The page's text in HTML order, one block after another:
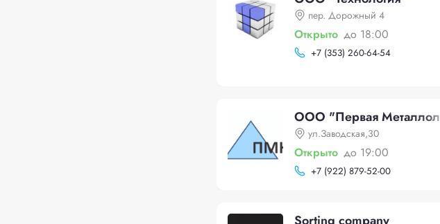
пер. Дорожный 4
Открыто до 18:00
+7 (353) 260-64-54
ООО "Первая
ул.Заводская,30
Открыто до 19:00
+7 (922) 879-52-00